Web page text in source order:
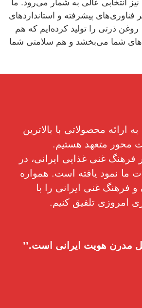
انتخابی عالی به شمار می‌رود. ما
فناوری‌های پیشرفته و استانداردهای
ذرتی را تولید کرده‌ایم که هم
شما می‌بخشد و هم سلامتی شما
ارائه محصولاتی با بالاترین
محور متعهد هستیم.
فرهنگ غنی غذایی ایرانی، در
ما نمود یافته است. همواره
و فرهنگ غنی ایرانی را با
امروزی تلفیق کنیم.
مدرن هویت ایرانی است.’’